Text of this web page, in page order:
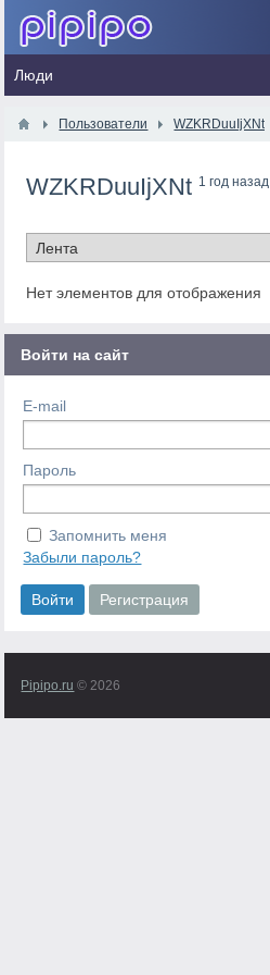
Пользователи WZKRDuuIjXNt
WZKRDuuIjXNt 1 год назад
Нет элементов для отображения
Войти на сайт
E-mail
Пароль
Запомнить меня
Забыли пароль?
Pipipo.ru © 2026